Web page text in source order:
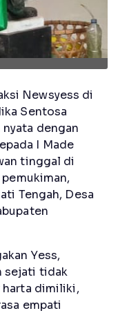
Newsyess di
Sentosa
dengan
I Made
tinggal di
Tengah, Desa
Yess,
sejati tidak
harta dimiliki,
empati